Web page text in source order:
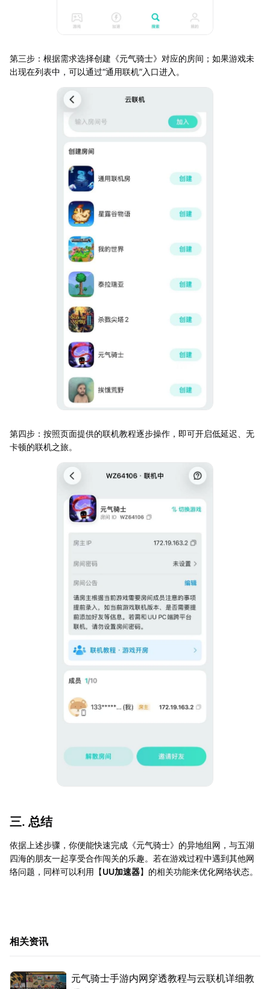
第三步：根据需求选择创建《元气骑士》对应的房间；如果游戏未
出现在列表中，可以通过“通用联机”入口进入。
第四步：按照页面提供的联机教程逐步操作，即可开启低延迟、无
卡顿的联机之旅。
三. 总结
依据上述步骤，你便能快速完成《元气骑士》的异地组网，与五湖
四海的朋友一起享受合作闯关的乐趣。若在游戏过程中遇到其他网
络问题，同样可以利用【UU加速器】的相关功能来优化网络状态。
相关资讯
元气骑士手游内网穿透教程与云联机详细教